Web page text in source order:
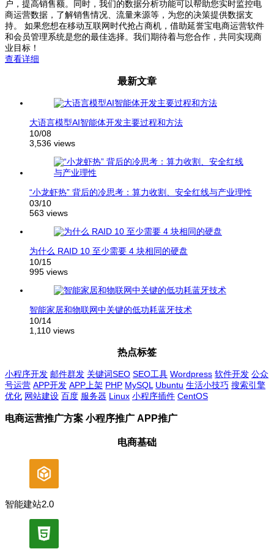
户，提高销售额。同时，我们的数据分析功能可以帮助您实时监控电
商运营数据，了解销售情况、流量来源等，为您的决策提供数据支
持。 如果您想在移动互联网时代抢占商机，借助延誉宝电商运营软件
和会员管理系统是您的最佳选择。我们期待着与您合作，共同实现商
业目标！
查看详细
最新文章
大语言模型AI智能体开发主要过程和方法
10/08
3,536 views
“小龙虾热” 背后的冷思考：算力收割、安全红线与产业理性
03/10
563 views
为什么 RAID 10 至少需要 4 块相同的硬盘
10/15
995 views
智能家居和物联网中关键的低功耗蓝牙技术
10/14
1,110 views
热点标签
小程序开发 邮件群发 关键词SEO SEO工具 Wordpress 软件开发 公众
号运营 APP开发 APP上架 PHP MySQL Ubuntu 生活小技巧 搜索引擎
优化 网站建设 百度 服务器 Linux 小程序插件 CentOS
电商运营推广方案 小程序推广 APP推广
电商基础
智能建站2.0